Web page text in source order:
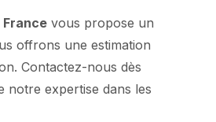
vous propose un
offrons une estimation
Contactez-nous dès
notre expertise dans les